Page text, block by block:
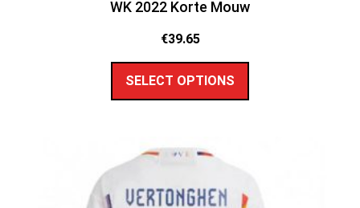
WK 2022 Korte Mouw
€39.65
SELECT OPTIONS